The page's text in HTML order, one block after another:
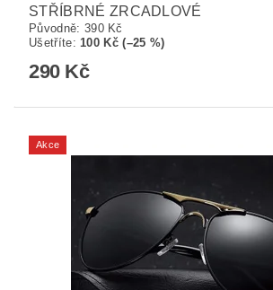
STŘÍBRNÉ ZRCADLOVÉ
Původně: 390 Kč
Ušetříte: 100 Kč (–25 %)
290 Kč
Akce